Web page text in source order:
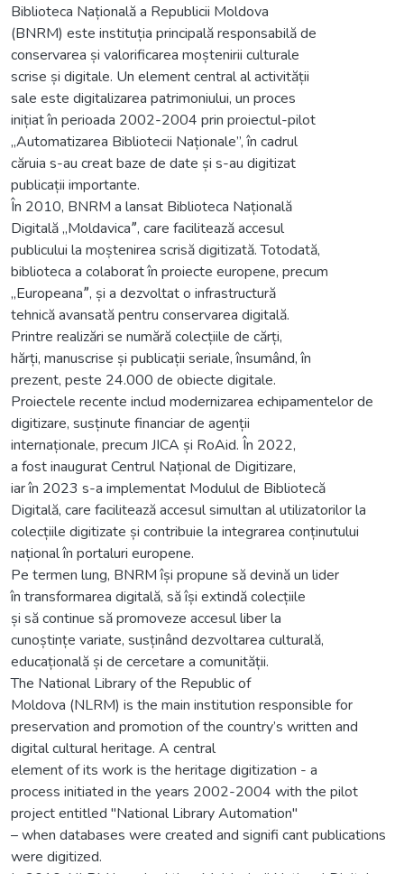
Biblioteca Națională a Republicii Moldova
(BNRM) este instituția principală responsabilă de
conservarea și valorificarea moștenirii culturale
scrise și digitale. Un element central al activității
sale este digitalizarea patrimoniului, un proces
inițiat în perioada 2002-2004 prin proiectul-pilot
„Automatizarea Bibliotecii Naționale”, în cadrul
căruia s-au creat baze de date și s-au digitizat
publicații importante.
În 2010, BNRM a lansat Biblioteca Națională
Digitală „Moldavicaˮ, care facilitează accesul
publicului la moștenirea scrisă digitizată. Totodată,
biblioteca a colaborat în proiecte europene, precum
„Europeanaˮ, și a dezvoltat o infrastructură
tehnică avansată pentru conservarea digitală.
Printre realizări se numără colecțiile de cărți,
hărți, manuscrise și publicații seriale, însumând, în
prezent, peste 24.000 de obiecte digitale.
Proiectele recente includ modernizarea echipamentelor de
digitizare, susținute financiar de agenții
internaționale, precum JICA și RoAid. În 2022,
a fost inaugurat Centrul Național de Digitizare,
iar în 2023 s-a implementat Modulul de Bibliotecă
Digitală, care facilitează accesul simultan al utilizatorilor la
colecțiile digitizate și contribuie la integrarea conținutului
național în portaluri europene.
Pe termen lung, BNRM își propune să devină un lider
în transformarea digitală, să își extindă colecțiile
și să continue să promoveze accesul liber la
cunoștințe variate, susținând dezvoltarea culturală,
educațională și de cercetare a comunității.
The National Library of the Republic of
Moldova (NLRM) is the main institution responsible for
preservation and promotion of the country’s written and
digital cultural heritage. A central
element of its work is the heritage digitization - a
process initiated in the years 2002-2004 with the pilot
project entitled "National Library Automation"
– when databases were created and signifi cant publications
were digitized.